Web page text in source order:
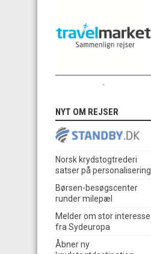
NYT OM REJSER
Norsk krydstogtrederi
satser på personalisering
Børsen-besøgscenter
runder milepæl
Melder om stor interesse
fra Sydeuropa
Åbner ny